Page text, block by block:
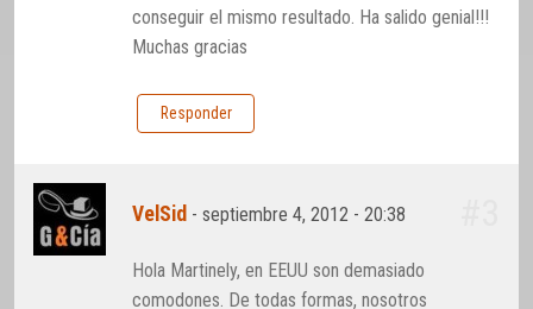
conseguir el mismo resultado. Ha salido genial!!!
Muchas gracias
Responder
VelSid -septiembre 4, 2012 - 20:38
Hola Martinely, en EEUU son demasiado
comodones. De todas formas, nosotros